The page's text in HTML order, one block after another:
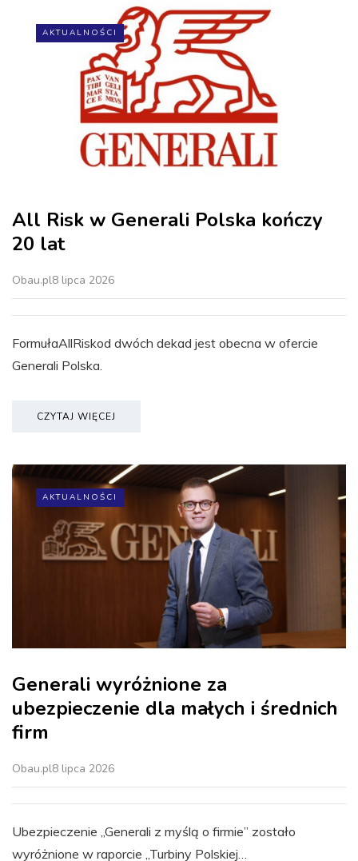
AKTUALNOŚCI
All Risk w Generali Polska kończy
20 lat
Obau.pl8 lipca 2026
FormułaAllRiskod dwóch dekad jest obecna w ofercie
Generali Polska.
CZYTAJ WIĘCEJ
AKTUALNOŚCI
Generali wyróżnione za
ubezpieczenie dla małych i średnich
firm
Obau.pl8 lipca 2026
Ubezpieczenie „Generali z myślą o firmie” zostało
wyróżnione w raporcie „Turbiny Polskiej…